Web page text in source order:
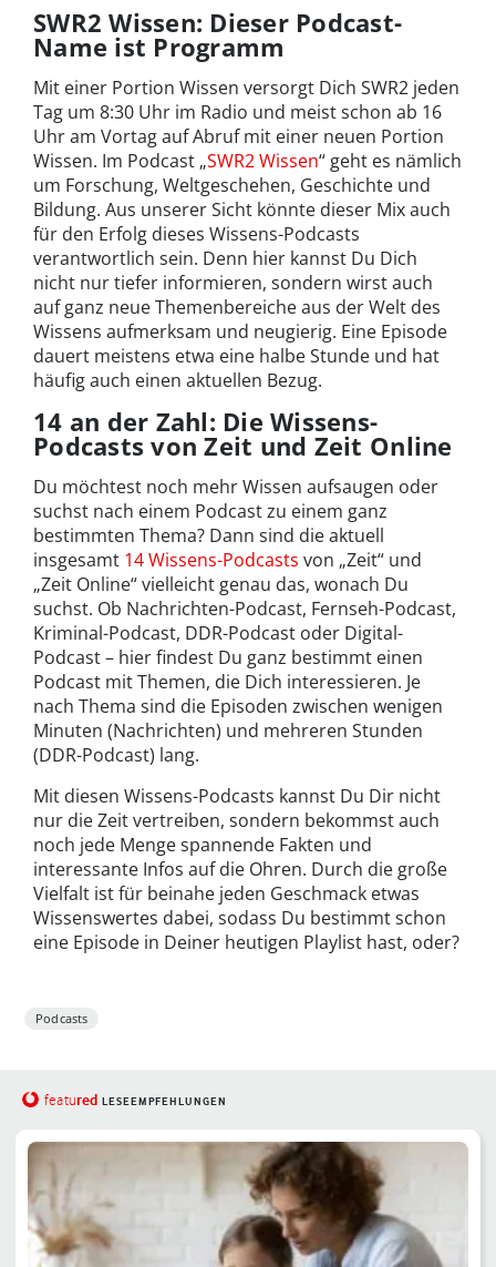
SWR2 Wissen: Dieser Podcast-
Name ist Programm
Mit einer Portion Wissen versorgt Dich SWR2 jeden
Tag um 8:30 Uhr im Radio und meist schon ab 16
Uhr am Vortag auf Abruf mit einer neuen Portion
Wissen. Im Podcast „SWR2 Wissen“ geht es nämlich
um Forschung, Weltgeschehen, Geschichte und
Bildung. Aus unserer Sicht könnte dieser Mix auch
für den Erfolg dieses Wissens-Podcasts
verantwortlich sein. Denn hier kannst Du Dich
nicht nur tiefer informieren, sondern wirst auch
auf ganz neue Themenbereiche aus der Welt des
Wissens aufmerksam und neugierig. Eine Episode
dauert meistens etwa eine halbe Stunde und hat
häufig auch einen aktuellen Bezug.
14 an der Zahl: Die Wissens-
Podcasts von Zeit und Zeit Online
Du möchtest noch mehr Wissen aufsaugen oder
suchst nach einem Podcast zu einem ganz
bestimmten Thema? Dann sind die aktuell
insgesamt 14 Wissens-Podcasts von „Zeit“ und
„Zeit Online“ vielleicht genau das, wonach Du
suchst. Ob Nachrichten-Podcast, Fernseh-Podcast,
Kriminal-Podcast, DDR-Podcast oder Digital-
Podcast – hier findest Du ganz bestimmt einen
Podcast mit Themen, die Dich interessieren. Je
nach Thema sind die Episoden zwischen wenigen
Minuten (Nachrichten) und mehreren Stunden
(DDR-Podcast) lang.
Mit diesen Wissens-Podcasts kannst Du Dir nicht
nur die Zeit vertreiben, sondern bekommst auch
noch jede Menge spannende Fakten und
interessante Infos auf die Ohren. Durch die große
Vielfalt ist für beinahe jeden Geschmack etwas
Wissenswertes dabei, sodass Du bestimmt schon
eine Episode in Deiner heutigen Playlist hast, oder?
Podcasts
featured LESEEMPFEHLUNGEN